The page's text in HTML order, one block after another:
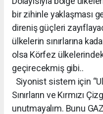
bir zihinle yaklaşması
direniş güçleri
ülkelerin sınırlarına
olsa Körfez
geçirecekmiş gibi..
Siyonist sistem için
Sınırların ve Kırmızı
unutmayalım. Bunu